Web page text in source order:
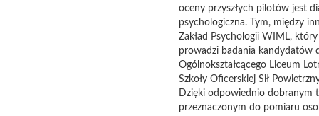
oceny przyszłych pilotów jest
psychologiczna. Tym, między
Zakład Psychologii WIML,
prowadzi badania kandydatów
Ogólnokształcącego Liceum
Szkoły Oficerskiej Sił
Dzięki odpowiednio dobranym
przeznaczonym do pomiaru